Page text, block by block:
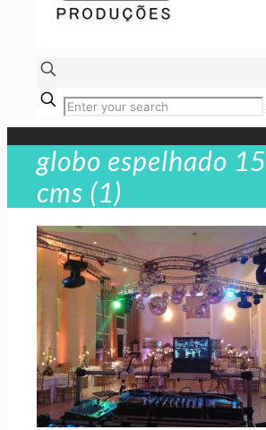
globo espelhado 15
cms (1)